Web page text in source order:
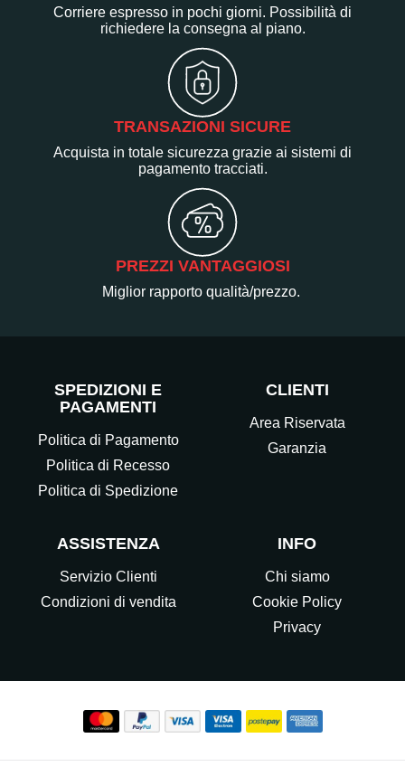
Corriere espresso in pochi giorni. Possibilità di
richiedere la consegna al piano.
TRANSAZIONI SICURE
Acquista in totale sicurezza grazie ai sistemi di
pagamento tracciati.
PREZZI VANTAGGIOSI
Miglior rapporto qualità/prezzo.
SPEDIZIONI E
PAGAMENTI
Politica di Pagamento
Politica di Recesso
Politica di Spedizione
CLIENTI
Area Riservata
Garanzia
ASSISTENZA
Servizio Clienti
Condizioni di vendita
INFO
Chi siamo
Cookie Policy
Privacy